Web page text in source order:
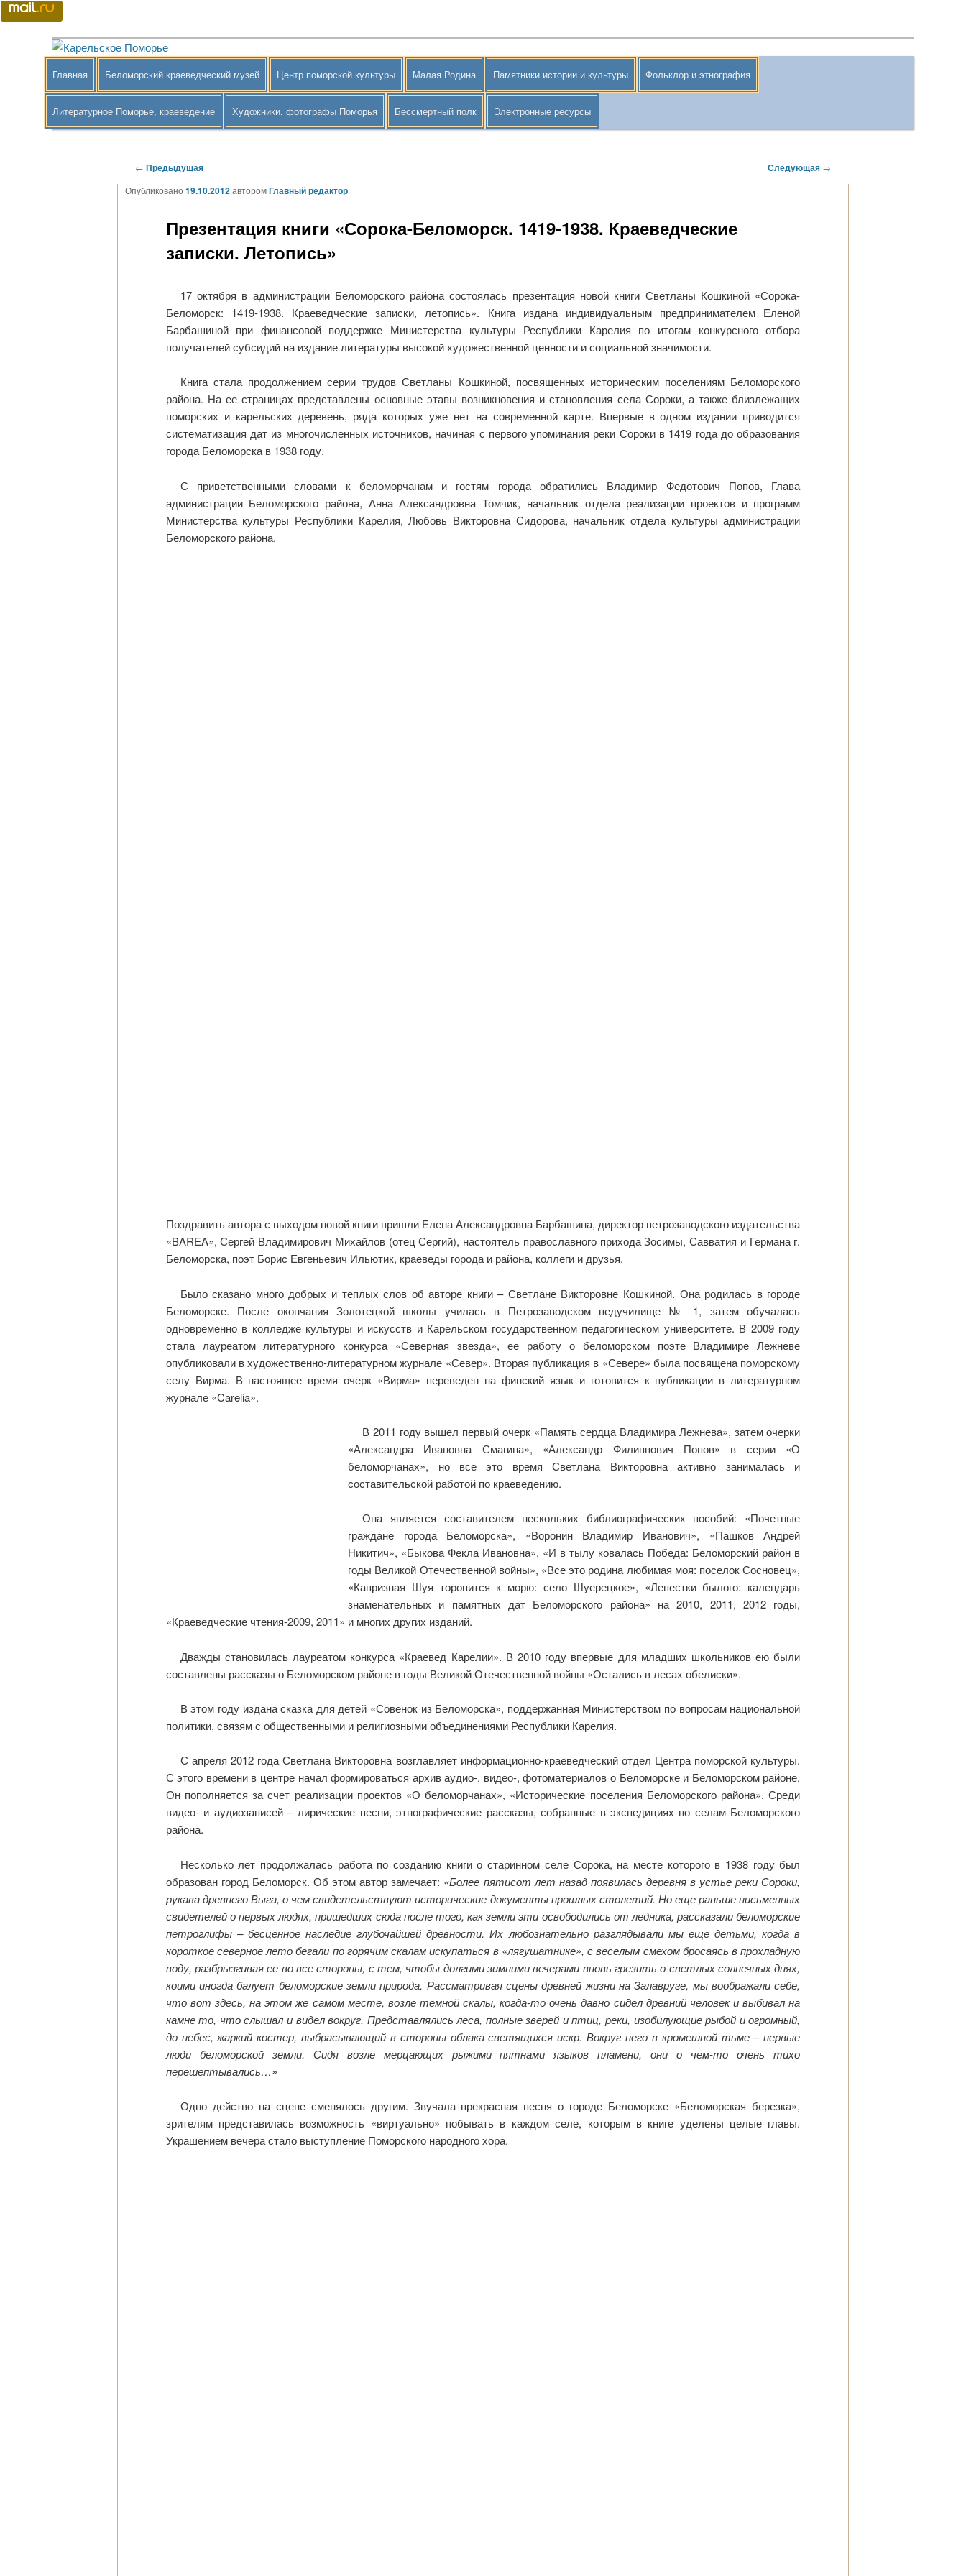
Перейти
к
основному
содержимому
Карельское Поморье
Краеведение Беломорского района
меню
Главная Беломорский краеведческий музей Центр поморской культуры Малая Родина Памятники истории и культуры Фольклор и этнография
Литературное Поморье, краеведение Художники, фотографы Поморья Бессмертный полк Электронные ресурсы
Навигация
по
← Предыдущая Следующая →
Презентация книги «Сорока-Беломорск. 1419-1938. Краеведческие
записки. Летопись»
Опубликовано19.10.2012авторомГлавный редактор
17 октября в администрации Беломорского района состоялась презентация новой книги Светланы Кошкиной «Сорока-
Беломорск: 1419-1938. Краеведческие записки, летопись». Книга издана индивидуальным предпринимателем Еленой
Барбашиной при финансовой поддержке Министерства культуры Республики Карелия по итогам конкурсного отбора
получателей субсидий на издание литературы высокой художественной ценности и социальной значимости.
Книга стала продолжением серии трудов Светланы Кошкиной, посвященных историческим поселениям Беломорского
района. На ее страницах представлены основные этапы возникновения и становления села Сороки, а также близлежащих
поморских и карельских деревень, ряда которых уже нет на современной карте. Впервые в одном издании приводится
систематизация дат из многочисленных источников, начиная с первого упоминания реки Сороки в 1419 года до образования
города Беломорска в 1938 году.
С приветственными словами к беломорчанам и гостям города обратились Владимир Федотович Попов, Глава
администрации Беломорского района, Анна Александровна Томчик, начальник отдела реализации проектов и программ
Министерства культуры Республики Карелия, Любовь Викторовна Сидорова, начальник отдела культуры администрации
Беломорского района.
Поздравить автора с выходом новой книги пришли Елена Александровна Барбашина, директор петрозаводского издательства
«BAREA», Сергей Владимирович Михайлов (отец Сергий), настоятель православного прихода Зосимы, Савватия и Германа г.
Беломорска, поэт Борис Евгеньевич Ильютик, краеведы города и района, коллеги и друзья.
Было сказано много добрых и теплых слов об авторе книги – Светлане Викторовне Кошкиной. Она родилась в городе
Беломорске. После окончания Золотецкой школы училась в Петрозаводском педучилище № 1, затем обучалась
одновременно в колледже культуры и искусств и Карельском государственном педагогическом университете. В 2009 году
стала лауреатом литературного конкурса «Северная звезда», ее работу о беломорском поэте Владимире Лежневе
опубликовали в художественно-литературном журнале «Север». Вторая публикация в «Севере» была посвящена поморскому
селу Вирма. В настоящее время очерк «Вирма» переведен на финский язык и готовится к публикации в литературном
журнале «Carelia».
В 2011 году вышел первый очерк «Память сердца Владимира Лежнева», затем очерки
«Александра Ивановна Смагина», «Александр Филиппович Попов» в серии «О
беломорчанах», но все это время Светлана Викторовна активно занималась и
составительской работой по краеведению.
Она является составителем нескольких библиографических пособий: «Почетные
граждане города Беломорска», «Воронин Владимир Иванович», «Пашков Андрей
Никитич», «Быкова Фекла Ивановна», «И в тылу ковалась Победа: Беломорский район в
годы Великой Отечественной войны», «Все это родина любимая моя: поселок Сосновец»,
«Капризная Шуя торопится к морю: село Шуерецкое», «Лепестки былого: календарь
знаменательных и памятных дат Беломорского района» на 2010, 2011, 2012 годы,
«Краеведческие чтения-2009, 2011» и многих других изданий.
Дважды становилась лауреатом конкурса «Краевед Карелии». В 2010 году впервые для младших школьников ею были
составлены рассказы о Беломорском районе в годы Великой Отечественной войны «Остались в лесах обелиски».
В этом году издана сказка для детей «Совенок из Беломорска», поддержанная Министерством по вопросам национальной
политики, связям с общественными и религиозными объединениями Республики Карелия.
С апреля 2012 года Светлана Викторовна возглавляет информационно-краеведческий отдел Центра поморской культуры.
С этого времени в центре начал формироваться архив аудио-, видео-, фотоматериалов о Беломорске и Беломорском районе.
Он пополняется за счет реализации проектов «О беломорчанах», «Исторические поселения Беломорского района». Среди
видео- и аудиозаписей – лирические песни, этнографические рассказы, собранные в экспедициях по селам Беломорского
района.
Несколько лет продолжалась работа по созданию книги о старинном селе Сорока, на месте которого в 1938 году был
образован город Беломорск. Об этом автор замечает: «Более пятисот лет назад появилась деревня в устье реки Сороки,
рукава древнего Выга, о чем свидетельствуют исторические документы прошлых столетий. Но еще раньше письменных
свидетелей о первых людях, пришедших сюда после того, как земли эти освободились от ледника, рассказали беломорские
петроглифы – бесценное наследие глубочайшей древности. Их любознательно разглядывали мы еще детьми, когда в
короткое северное лето бегали по горячим скалам искупаться в «лягушатнике», с веселым смехом бросаясь в прохладную
воду, разбрызгивая ее во все стороны, с тем, чтобы долгими зимними вечерами вновь грезить о светлых солнечных днях,
коими иногда балует беломорские земли природа. Рассматривая сцены древней жизни на Залавруге, мы воображали себе,
что вот здесь, на этом же самом месте, возле темной скалы, когда-то очень давно сидел древний человек и выбивал на
камне то, что слышал и видел вокруг. Представлялись леса, полные зверей и птиц, реки, изобилующие рыбой и огромный,
до небес, жаркий костер, выбрасывающий в стороны облака светящихся искр. Вокруг него в кромешной тьме – первые
люди беломорской земли. Сидя возле мерцающих рыжими пятнами языков пламени, они о чем-то очень тихо
перешептывались…»
Одно действо на сцене сменялось другим. Звучала прекрасная песня о городе Беломорске «Беломорская березка»,
зрителям представилась возможность «виртуально» побывать в каждом селе, которым в книге уделены целые главы.
Украшением вечера стало выступление Поморского народного хора.